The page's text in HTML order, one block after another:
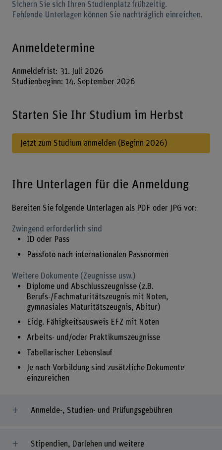
Sichern Sie sich Ihren Studienplatz frühzeitig.
Fehlende Unterlagen können Sie nachträglich einreichen.
Anmeldetermine
Anmeldefrist: 31. Juli 2026
Studienbeginn: 14. September 2026
Starten Sie Ihr Studium im Herbst
Jetzt zum Studium anmelden (Beginn 2026)
Ihre Unterlagen für die Anmeldung
Bereiten Sie folgende Unterlagen als PDF oder JPG vor:
Zwingend erforderlich sind
ID oder Pass
Passfoto nach internationalen Passnormen
Weitere Dokumente (Zeugnisse usw.)
Diplome und Abschlusszeugnisse (z.B.
Berufs-/Fachmaturitätszeugnis mit Noten,
gymnasiales Maturitätszeugnis, Abitur)
Eidg. Fähigkeitsausweis EFZ mit Noten
Arbeits- und/oder Praktikumszeugnisse
Tabellarischer Lebenslauf
Je nach Vorbildung sind zusätzliche Dokumente
einzureichen
Anmelde-, Studien- und Prüfungsgebühren
Stipendien, Darlehen und weitere